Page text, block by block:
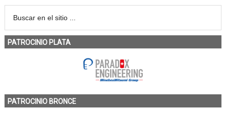
PATROCINIO PLATA
PATROCINIO BRONCE